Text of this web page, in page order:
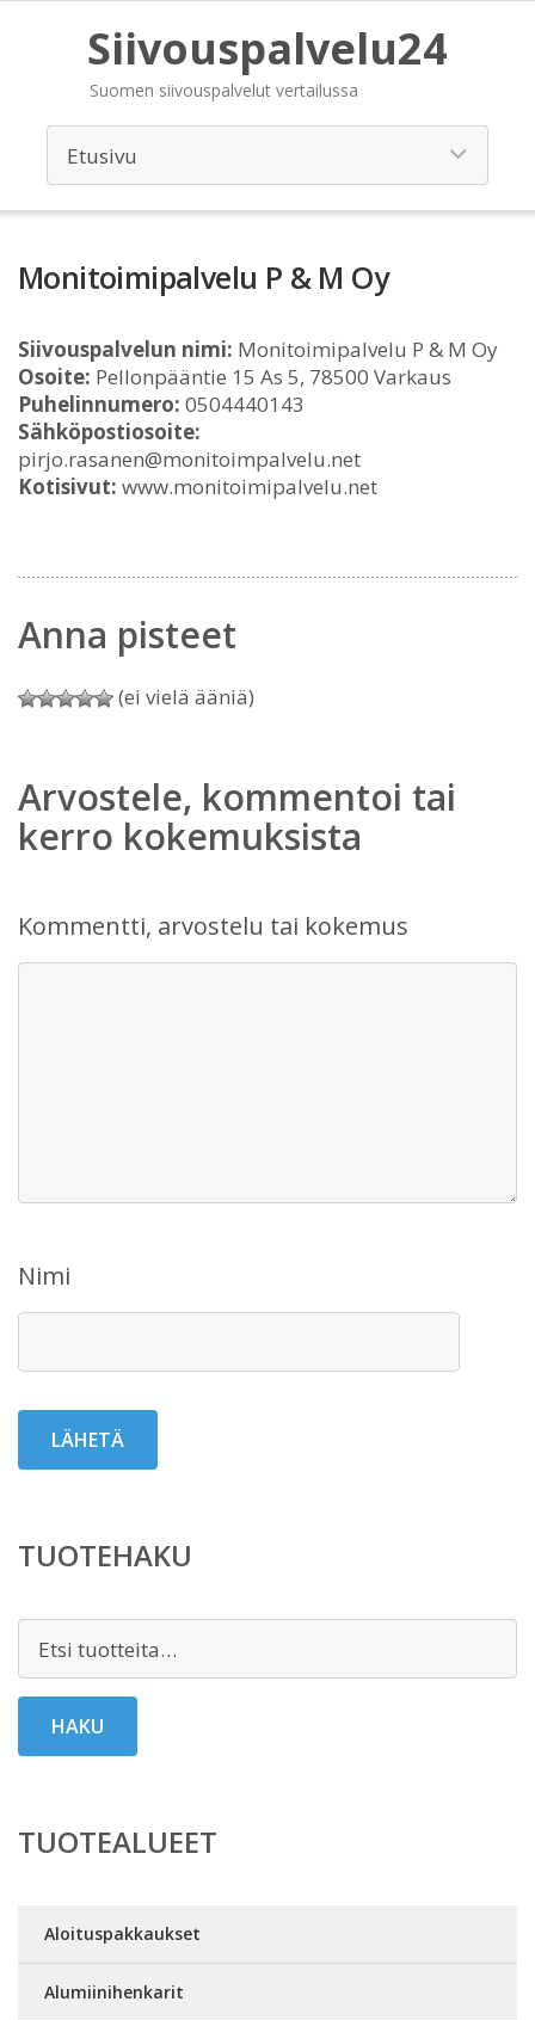
Siivouspalvelu24
Suomen siivouspalvelut vertailussa
Monitoimipalvelu P & M Oy
Siivouspalvelun nimi: Monitoimipalvelu P & M Oy
Osoite: Pellonpääntie 15 As 5, 78500 Varkaus
Puhelinnumero: 0504440143
Sähköpostiosoite:
pirjo.rasanen@monitoimpalvelu.net
Kotisivut: www.monitoimipalvelu.net
Anna pisteet
(ei vielä ääniä)
Arvostele, kommentoi tai
kerro kokemuksista
Kommentti, arvostelu tai kokemus
Nimi
TUOTEHAKU
HAKU
TUOTEALUEET
Aloituspakkaukset
Alumiinihenkarit